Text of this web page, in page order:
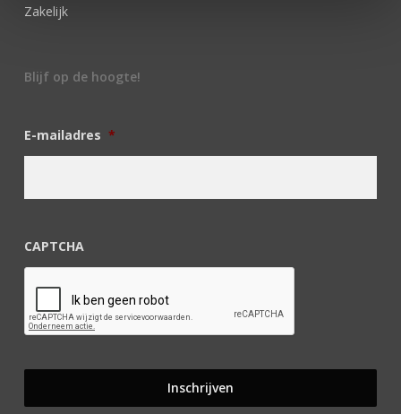
Zakelijk
Blijf op de hoogte!
E-mailadres *
CAPTCHA